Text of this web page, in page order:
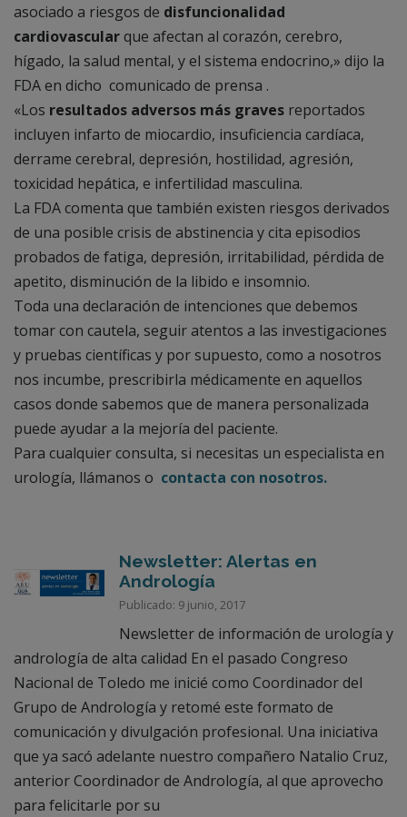
asociado a riesgos de disfuncionalidad
cardiovascularque afectan al corazón, cerebro,
hígado, la salud mental, y el sistema endocrino,» dijo la
FDA en dicho comunicado de prensa .
«Los resultados adversos más graves reportados
incluyen infarto de miocardio, insuficiencia cardíaca,
derrame cerebral, depresión, hostilidad, agresión,
toxicidad hepática, e infertilidad masculina.
La FDA comenta que también existen riesgos derivados
de una posible crisis de abstinencia y cita episodios
probados de fatiga, depresión, irritabilidad, pérdida de
apetito, disminución de la libido e insomnio.
Toda una declaración de intenciones que debemos
tomar con cautela, seguir atentos a las investigaciones
y pruebas científicas y por supuesto, como a nosotros
nos incumbe, prescribirla médicamente en aquellos
casos donde sabemos que de manera personalizada
puede ayudar a la mejoría del paciente.
Para cualquier consulta, si necesitas un especialista en
urología, llámanos o contacta con nosotros.
Newsletter: Alertas en
Andrología
Publicado: 9 junio, 2017
Newsletter de información de urología y
andrología de alta calidad En el pasado Congreso
Nacional de Toledo me inicié como Coordinador del
Grupo de Andrología y retomé este formato de
comunicación y divulgación profesional. Una iniciativa
que ya sacó adelante nuestro compañero Natalio Cruz,
anterior Coordinador de Andrología, al que aprovecho
para felicitarle por su